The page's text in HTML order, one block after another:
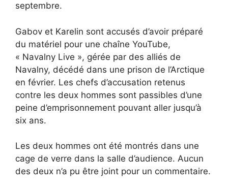
septembre.
Gabov et Karelin sont accusés d’avoir préparé
du matériel pour une chaîne YouTube,
« Navalny Live », gérée par des alliés de
Navalny, décédé dans une prison de l’Arctique
en février. Les chefs d’accusation retenus
contre les deux hommes sont passibles d’une
peine d’emprisonnement pouvant aller jusqu’à
six ans.
Les deux hommes ont été montrés dans une
cage de verre dans la salle d’audience. Aucun
des deux n’a pu être joint pour un commentaire.